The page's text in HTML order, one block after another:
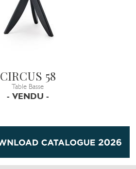
CIRCUS 58
Table Basse
- VENDU -